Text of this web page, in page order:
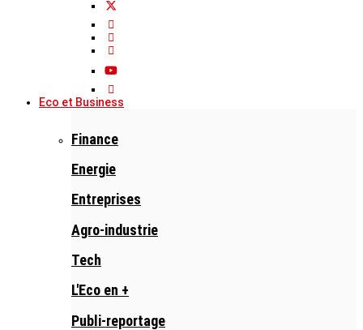
Eco et Business
Finance
Energie
Entreprises
Agro-industrie
Tech
L'Eco en +
Publi-reportage